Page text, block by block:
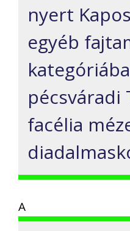
nyert
egyéb
pécsváradi
facélia
A